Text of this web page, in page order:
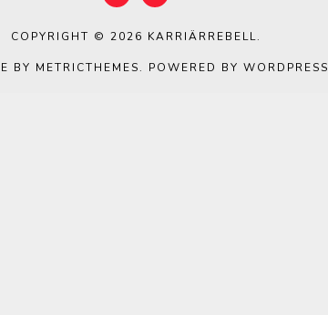
COPYRIGHT © 2026 KARRIÄRREBELL.
BY METRICTHEMES. POWERED BY WORDPRESS